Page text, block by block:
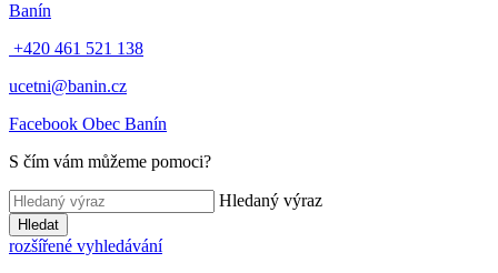
Banín
+420 461 521 138
ucetni@banin.cz
Facebook Obec Banín
S čím vám můžeme pomoci?
Hledaný výraz
Hledat
rozšířené vyhledávání